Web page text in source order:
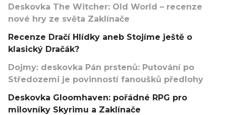
Deskovka The Witcher: Old World – recenze
nové hry ze světa Zaklínače
Recenze Dračí Hlídky aneb Stojíme ještě o
klasický Dračák?
Dojmy: deskovka Pán prstenů: Putování po
Středozemi je povinností fanoušků předlohy
Deskovka Gloomhaven: pořádné RPG pro
milovníky Skyrimu a Zaklínače